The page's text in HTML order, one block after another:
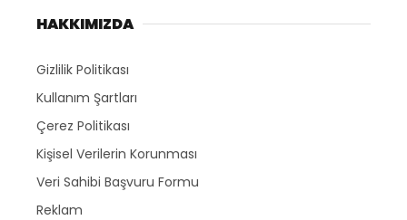
HAKKIMIZDA
Gizlilik Politikası
Kullanım Şartları
Çerez Politikası
Kişisel Verilerin Korunması
Veri Sahibi Başvuru Formu
Reklam